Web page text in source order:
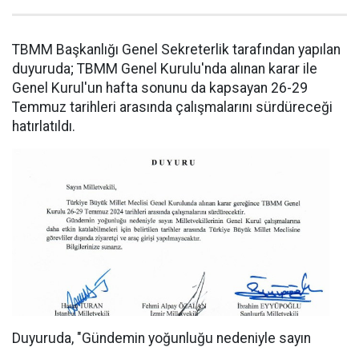
TBMM Başkanlığı Genel Sekreterlik tarafından yapılan
duyuruda; TBMM Genel Kurulu'nda alınan karar ile
Genel Kurul'un hafta sonunu da kapsayan 26-29
Temmuz tarihleri arasında çalışmalarını sürdüreceği
hatırlatıldı.
Duyuruda, "Gündemin yoğunluğu nedeniyle sayın